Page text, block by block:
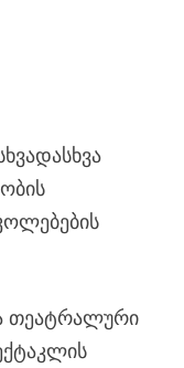
თეატრალური